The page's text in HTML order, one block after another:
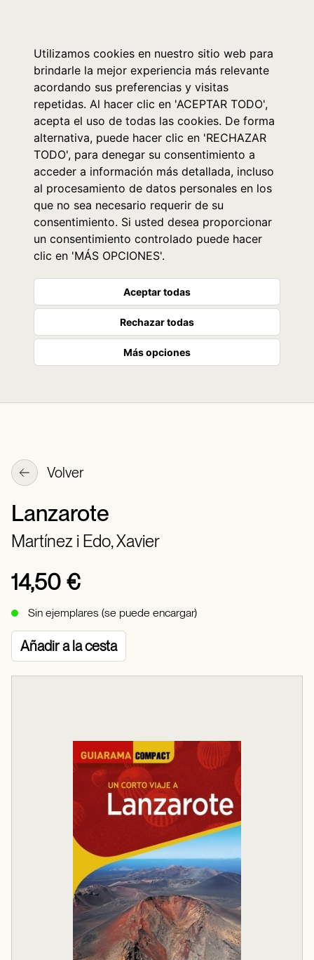
Utilizamos cookies en nuestro sitio web para
brindarle la mejor experiencia más relevante
acordando sus preferencias y visitas
repetidas. Al hacer clic en 'ACEPTAR TODO',
acepta el uso de todas las cookies. De forma
alternativa, puede hacer clic en 'RECHAZAR
TODO', para denegar su consentimiento a
acceder a información más detallada, incluso
al procesamiento de datos personales en los
que no sea necesario requerir de su
consentimiento. Si usted desea proporcionar
un consentimiento controlado puede hacer
clic en 'MÁS OPCIONES'.
Aceptar todas
Rechazar todas
Más opciones
Volver
Lanzarote
Martínez i Edo, Xavier
14,50 €
Sin ejemplares (se puede encargar)
Añadir a la cesta